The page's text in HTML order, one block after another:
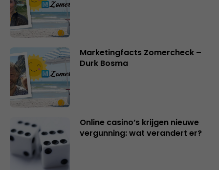
Marketingfacts Zomercheck –
Durk Bosma
Online casino’s krijgen nieuwe
vergunning: wat verandert er?